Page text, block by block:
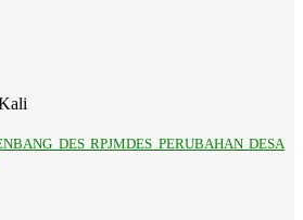
DES RPJMDES PERUBAHAN DESA